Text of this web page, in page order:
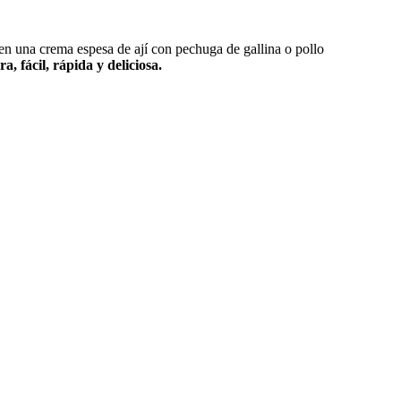
una crema espesa de ají con pechuga de gallina o pollo
fácil, rápida y deliciosa.